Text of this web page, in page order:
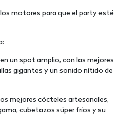
motores para que el party esté
un spot amplio, con las mejores
gigantes y un sonido nítido de
mejores cócteles artesanales,
cubetazos súper fríos y su